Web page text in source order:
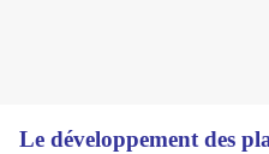
Le développement des